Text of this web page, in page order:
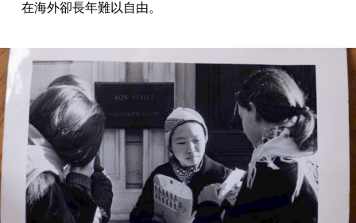
在海外卻長年難以自由。